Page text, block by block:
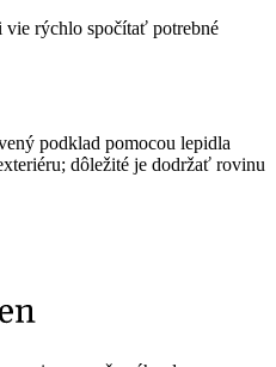
vie rýchlo spočítať potrebné
podklad pomocou lepidla
dôležité je dodržať rovinu